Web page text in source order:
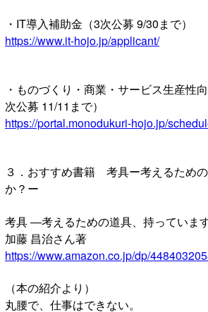
・IT導入補助金（3次公募 9/30まで）
https://www.it-hojo.jp/applicant/
・ものづくり・商業・サービス生産性
次公募 11/11まで）
https://portal.monodukuri-hojo.jp/
３．おすすめ書籍 考具ー考えるため
か？ー
考具 ―考えるための道具、持っていま
加藤 昌治さん著
https://www.amazon.co.jp/dp/
（本の紹介より）
丸腰で、仕事はできない。